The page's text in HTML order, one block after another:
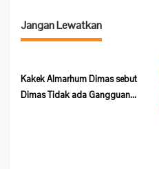
i
o
s
Jangan Lewatkan
Kakek Almarhum Dimas sebut
Dimas Tidak ada Gangguan